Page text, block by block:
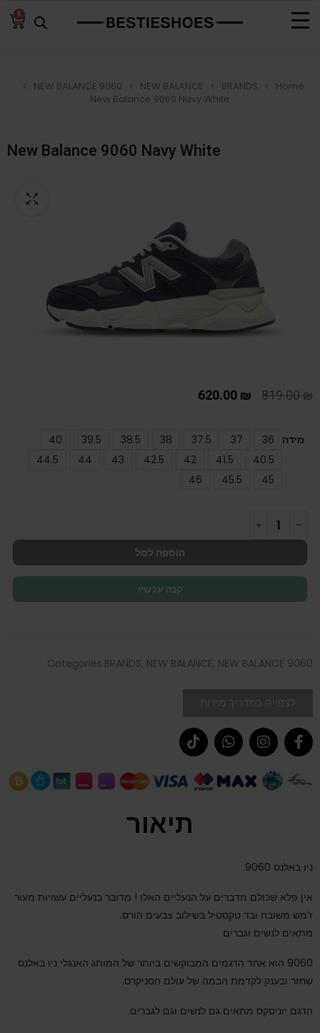
0
Home
BRANDS
NEW BALANCE
NEW BALANCE 9060
New Balance 9060 Navy White
New Balance 9060 Navy White
819.00₪
620.00 ₪
מידה 36
37
37.5
38
38.5
39.5
40
40.5
41.5
42
42.5
43
44
44.5
45
45.5
46
הוספה לסל
קנה עכשיו
Categories BRANDS, NEW BALANCE, NEW BALANCE 9060
תיאור
ניו באלנס 9060
אין פלא שכולם מדברים על הנעליים האלו ! מדובר בנעליים עשויות מעור
ז’מש משובח ובד טקסטיל בשילוב צבעים הורס.
מתאים לנשים וגברים
9060 הוא אחד הדגמים המבוקשים ביותר של המותג האנגלי ניו באלנס
שחזר ובענק לקדמת הבמה של עולם הסניקרס.
הדגם יוניסקס מתאים גם לנשים וגם לגברים.